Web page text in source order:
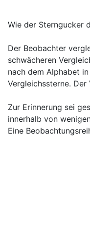
Wie der Sterngucker
Der Beobachter
schwächeren
nach dem Alphabet
Vergleichssterne.
Zur Erinnerung sei
innerhalb von
Eine